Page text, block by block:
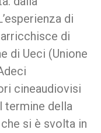
di
di
di Ueci (Unione
cineaudiovisi
termine della
si è svolta in